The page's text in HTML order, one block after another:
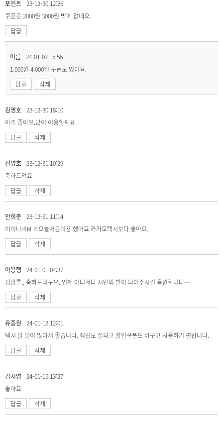
포인트 23-12-30 12:26
쿠폰은 2000원 3000원 밖에 없네요.
답글
이름 24-01-02 15:56
1,000원 4,000원 쿠폰도 있어요.
답글
삭제
김영호 23-12-30 18:10
아주 좋아요.많이 이용할께요
답글
삭제
신영호 23-12-31 10:29
축하드려요
답글
삭제
안희준 23-12-31 11:14
이이나비M ㅇ오늘처음이용 했어요.카카오택시보다.좋아요.
답글
삭제
이용행
24-01-01 04:37
성남콜.. 축하드리구요. 언제 어디서나 시민의 발이 되어주시길 응원합니다~~
답글
삭제
유종원
24-01-12 12:01
택시 탈 일이 많아서 좋습니다. 적립도 잘되고 할인쿠폰도 바꾸고 사용하기 편합니다.
답글
삭제
김시영
24-01-15 13:27
좋아요
답글
삭제